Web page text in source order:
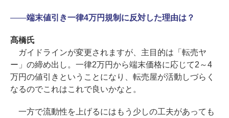
――端末値引き一律4万円規制に反対した理由は？
髙橋氏
ガイドラインが変更されますが、主目的は「転売ヤ
ー」の締め出し。一律2万円から端末価格に応じて2～4
万円の値引きということになり、転売屋が活動しづらく
なるのでこれはこれで良いかなと。
一方で流動性を上げるにはもう少しの工夫があっても